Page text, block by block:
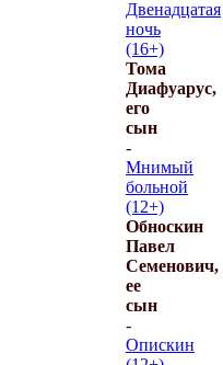
Двенадцатая
ночь
(16+)
Тома
Диафуарус,
его
сын
-
Мнимый
больной
(12+)
Обноскин
Павел
Семенович,
ее
сын
-
Опискин